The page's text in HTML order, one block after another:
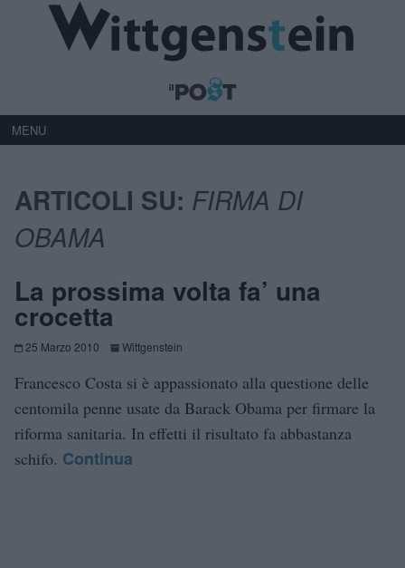
MENU
ARTICOLI SU: FIRMA DI
OBAMA
La prossima volta fa’ una
crocetta
25 Marzo 2010 Wittgenstein
Francesco Costa si è appassionato alla questione delle
centomila penne usate da Barack Obama per firmare la
riforma sanitaria. In effetti il risultato fa abbastanza
schifo. Continua